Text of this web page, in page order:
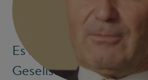
Es sei gefährlich,
Gesellschaft meine zu